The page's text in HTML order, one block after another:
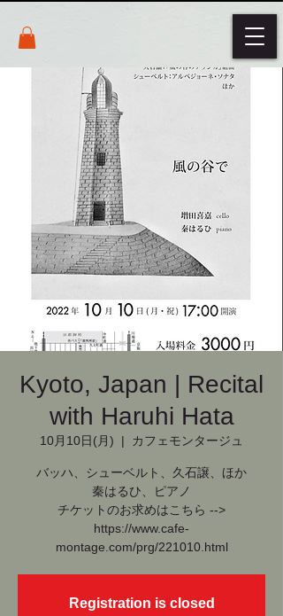
Kyoto, Japan | Recital
with Haruhi Hata
10月10日(月)
  |
カフェモンタージュ
バッハ、シューベルト、久石譲、ほか
秦はるひ、ピアノ
チケットのお求めはこちら -->
https://www.cafe-
montage.com/prg/221010.html
Registration is closed